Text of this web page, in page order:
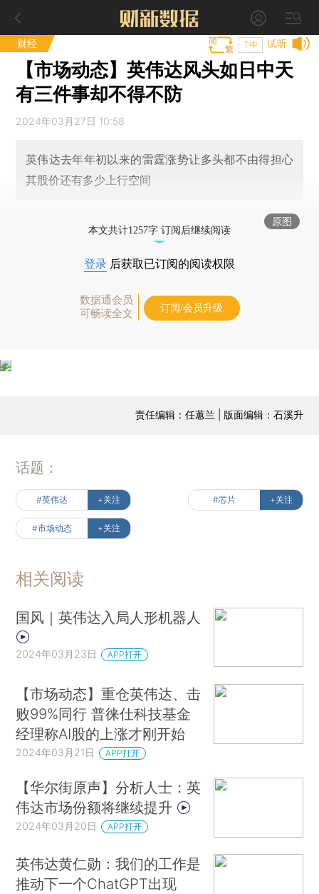
财经 试听
T中
【市场动态】英伟达风头如日中天
有三件事却不得不防
2024年03月27日 10:58
英伟达去年年初以来的雷霆涨势让多头都不由得担心
其股价还有多少上行空间
原图
本文共计1257字 订阅后继续阅读
登录 后获取已订阅的阅读权限
数据通会员
可畅读全文
订阅/会员升级
责任编辑：任蕙兰 | 版面编辑：石溪升
话题：
#英伟达 +关注 #芯片 +关注
#市场动态 +关注
相关阅读
国风｜英伟达入局人形机器人
2024年03月23日 APP打开
【市场动态】重仓英伟达、击
败99%同行 普徕仕科技基金
经理称AI股的上涨才刚开始
2024年03月21日 APP打开
【华尔街原声】分析人士：英
伟达市场份额将继续提升
2024年03月20日 APP打开
英伟达黄仁勋：我们的工作是
推动下一个ChatGPT出现